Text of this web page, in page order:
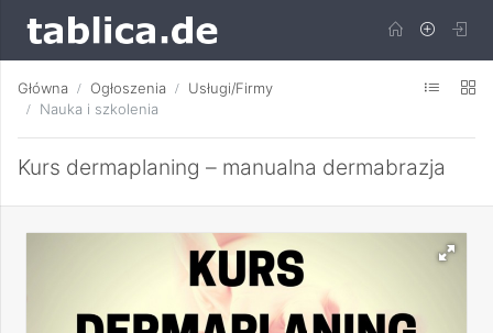
Główna Ogłoszenia
Usługi/Firmy
Nauka i szkolenia
Kurs dermaplaning – manualna dermabrazja